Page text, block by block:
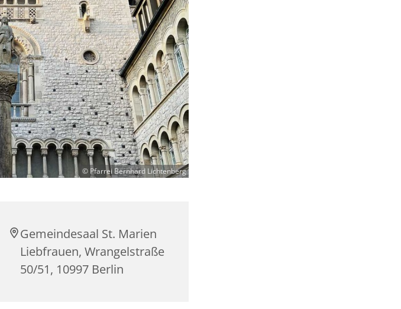
© Pfarrei Bernhard Lichtenberg
Gemeindesaal St. Marien
Liebfrauen, Wrangelstraße
50/51, 10997 Berlin